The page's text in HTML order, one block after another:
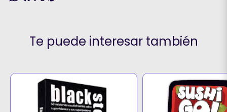
Te puede interesar también